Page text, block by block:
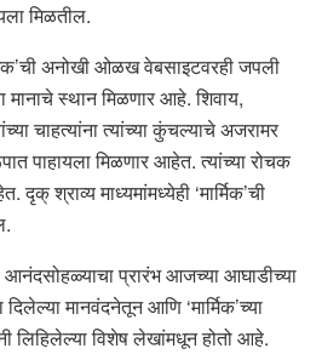
मिळतील.
अनोखी ओळख वेबसाइटवरही जपली
मानाचे स्थान मिळणार आहे. शिवाय,
चाहत्यांना त्यांच्या कुंचल्याचे अजरामर
पाहायला मिळणार आहेत. त्यांच्या रोचक
दृक् श्राव्य माध्यमांमध्येही ‘मार्मिक’ची
आनंदसोहळ्याचा प्रारंभ आजच्या आघाडीच्या
दिलेल्या मानवंदनेतून आणि ‘मार्मिक’च्या
लिहिलेल्या विशेष लेखांमधून होतो आहे.